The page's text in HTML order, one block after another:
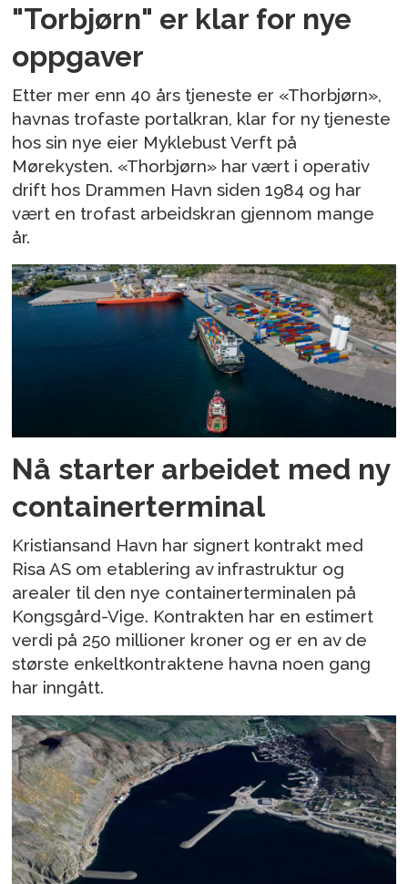
"Torbjørn" er klar for nye
oppgaver
Etter mer enn 40 års tjeneste er «Thorbjørn»,
havnas trofaste portalkran, klar for ny tjeneste
hos sin nye eier Myklebust Verft på
Mørekysten. «Thorbjørn» har vært i operativ
drift hos Drammen Havn siden 1984 og har
vært en trofast arbeidskran gjennom mange
år.
Nå starter arbeidet med ny
containerterminal
Kristiansand Havn har signert kontrakt med
Risa AS om etablering av infrastruktur og
arealer til den nye containerterminalen på
Kongsgård-Vige. Kontrakten har en estimert
verdi på 250 millioner kroner og er en av de
største enkeltkontraktene havna noen gang
har inngått.